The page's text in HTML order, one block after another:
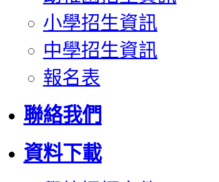
小學招生資訊
中學招生資訊
報名表
聯絡我們
資料下載